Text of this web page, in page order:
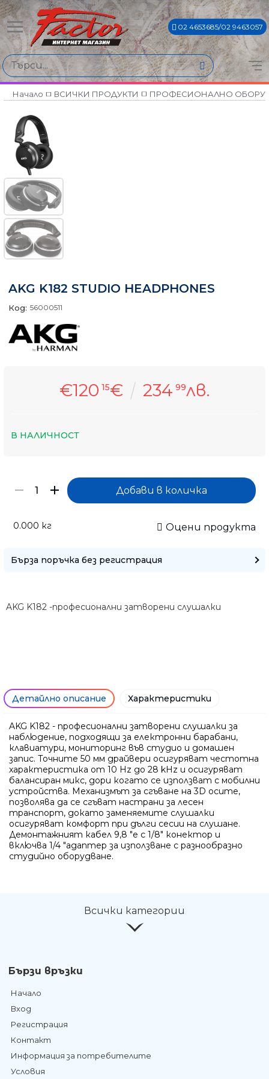
02 4653685/02 9463057
Начало ВСИЧКИ ПРОДУКТИ ПРОФЕСИОНАЛНО
AKG K182 STUDIO HEADPHONES
Код: 56000511
€120 15€ 234 99лв.
В НАЛИЧНОСТ
0.000 кг Оцени продукта
Бърза поръчка без регистрация Само
Ние ще се свържем с вас в
AKG K182 -професионални затворени слушалки
Детайлно описание Характеристики
AKG K182 - професионални затворени слушалки за
наблюдение, подходящи за електронни барабани,
клавиатури, мониторинг във студио и домашен
запис. Точните 50 мм драйвери осигуряват честотна
характеристика от 10 Hz до 28 kHz и осигуряват
балансиран микс, дори когато се използват с мобилни
устройства. Механизмът за сгъване на 3D осите,
позволява да се сгъват настрани за лесен
транспорт, докато заменяемите слушалки
осигуряват комфорт при дълги сесии на слушане.
Демонтажният кабел 9,8 "е с 1/8" конектор и
включва 1/4 "адаптер за използване с разнообразно
студийно оборудване.
Всички категории
Бързи връзки
Начало
Вход
Регистрация
Контакт
Информация за потребителите
Условия